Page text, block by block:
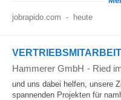
jobrapido.com - heute
Hammerer GmbH - Ried
und uns dabei helfen, unsere
spannenden Projekten für